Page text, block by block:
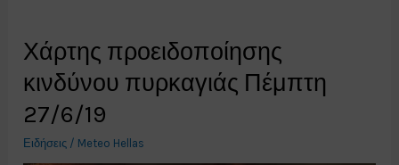
Χάρτης προειδοποίησης
κινδύνου πυρκαγιάς Πέμπτη
27/6/19
Ειδήσεις / Meteo Hellas